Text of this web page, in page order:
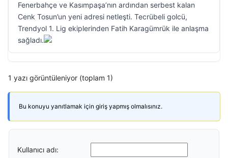
Fenerbahçe ve Kasımpaşa’nın ardından serbest kalan
Cenk Tosun’un yeni adresi netleşti. Tecrübeli golcü,
Trendyol 1. Lig ekiplerinden Fatih Karagümrük ile anlaşma
sağladı.
1 yazı görüntüleniyor (toplam 1)
Bu konuyu yanıtlamak için giriş yapmış olmalısınız.
Kullanıcı adı: